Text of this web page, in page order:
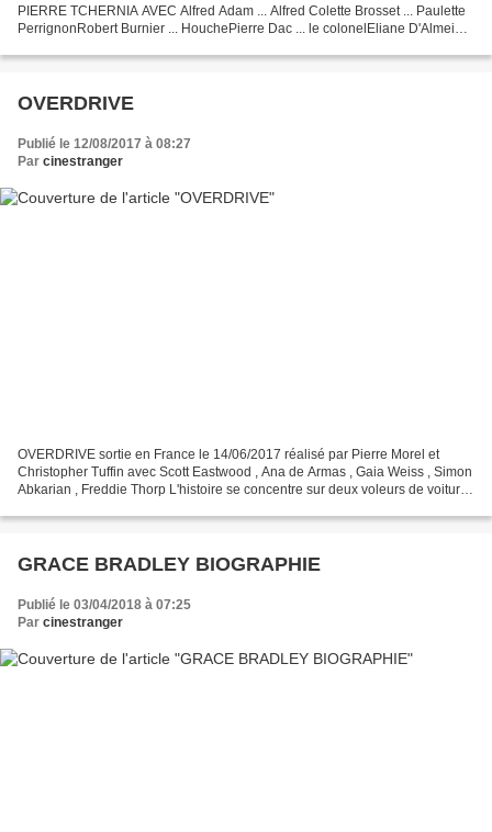
PIERRE TCHERNIA AVEC Alfred Adam ... Alfred Colette Brosset ... Paulette
PerrignonRobert Burnier ... HouchePierre Dac ... le colonelEliane D'Almeida
OVERDRIVE
Publié le 12/08/2017 à 08:27
Par cinestranger
OVERDRIVE sortie en France le 14/06/2017 réalisé par Pierre Morel et
Christopher Tuffin avec Scott Eastwood , Ana de Armas , Gaia Weiss , Simon
Abkarian , Freddie Thorp L'histoire se concentre sur deux voleurs de voiture,
GRACE BRADLEY BIOGRAPHIE
Publié le 03/04/2018 à 07:25
Par cinestranger